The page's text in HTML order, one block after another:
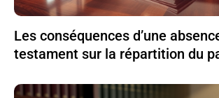
Les conséquences d’une
testament sur la répartition du